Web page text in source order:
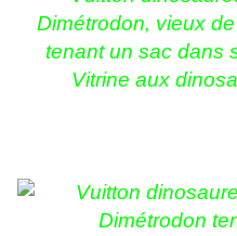
Dimétrodon, vieux
tenant un sac dans
Vitrine aux
Dimétrodon